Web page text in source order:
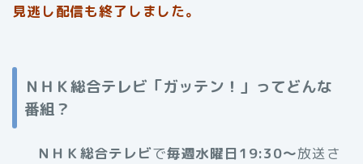
見逃し配信も終了しました。
ＮＨＫ総合テレビ「ガッテン！」ってどんな
番組？
ＮＨＫ総合テレビで毎週水曜日19:30～放送さ